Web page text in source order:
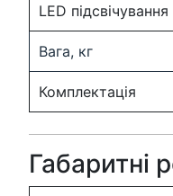
LED підсвічування
Вага, кг
Комплектація
Габаритні